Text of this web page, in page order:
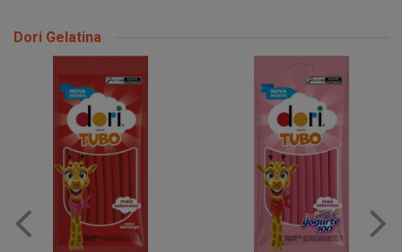
Dori Gelatina